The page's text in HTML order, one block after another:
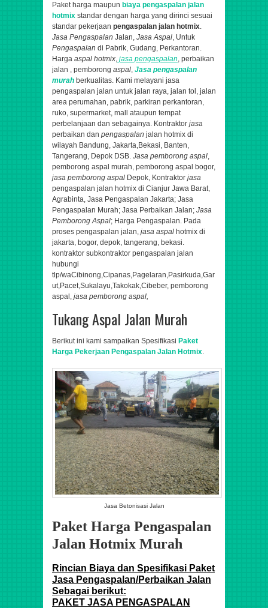
Paket harga maupun biaya pengaspalan jalan
hotmix standar dengan harga yang dirinci sesuai
standar pekerjaan pengaspalan jalan hotmix.
Jasa Pengaspalan Jalan, Jasa Aspal, Untuk
Pengaspalan di Pabrik, Gudang, Perkantoran.
Harga aspal hotmix, jasa pengaspalan, perbaikan
jalan , pemborong aspal, Jasa pengaspalan
murah berkualitas. Kami melayani jasa
pengaspalan jalan untuk jalan raya, jalan tol, jalan
area perumahan, pabrik, parkiran perkantoran,
ruko, supermarket, mall ataupun tempat
perbelanjaan dan sebagainya. Kontraktor jasa
perbaikan dan pengaspalan jalan hotmix di
wilayah Bandung, Jakarta,Bekasi, Banten,
Tangerang, Depok DSB. Jasa pemborong aspal,
pemborong aspal murah, pemborong aspal bogor,
jasa pemborong aspal Depok, Kontraktor jasa
pengaspalan jalan hotmix di Cianjur Jawa Barat,
Agrabinta, Jasa Pengaspalan Jakarta; Jasa
Pengaspalan Murah; Jasa Perbaikan Jalan; Jasa
Pemborong Aspal; Harga Pengaspalan. Pada
proses pengaspalan jalan, jasa aspal hotmix di
jakarta, bogor, depok, tangerang, bekasi.
kontraktor subkontraktor pengaspalan jalan
hubungi
tlp/waCibinong,Cipanas,Pagelaran,Pasirkuda,Gar
ut,Pacet,Sukalayu,Takokak,Cibeber​, pemborong
aspal, jasa pemborong aspal,
Tukang Aspal Jalan Murah
Berikut ini kami sampaikan Spesifikasi Paket
Harga Pekerjaan Pengaspalan Jalan Hotmix.
Jasa Betonisasi Jalan
Paket Harga Pengaspalan
Jalan Hotmix Murah
Rincian Biaya dan Spesifikasi Paket
Jasa Pengaspalan/Perbaikan Jalan
Sebagai berikut:
PAKET JASA PENGASPALAN